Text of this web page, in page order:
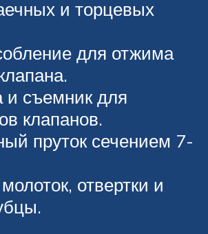
и торцевых
для отжима
и съемник для
клапанов.
пруток сечением 7-
отвертки и